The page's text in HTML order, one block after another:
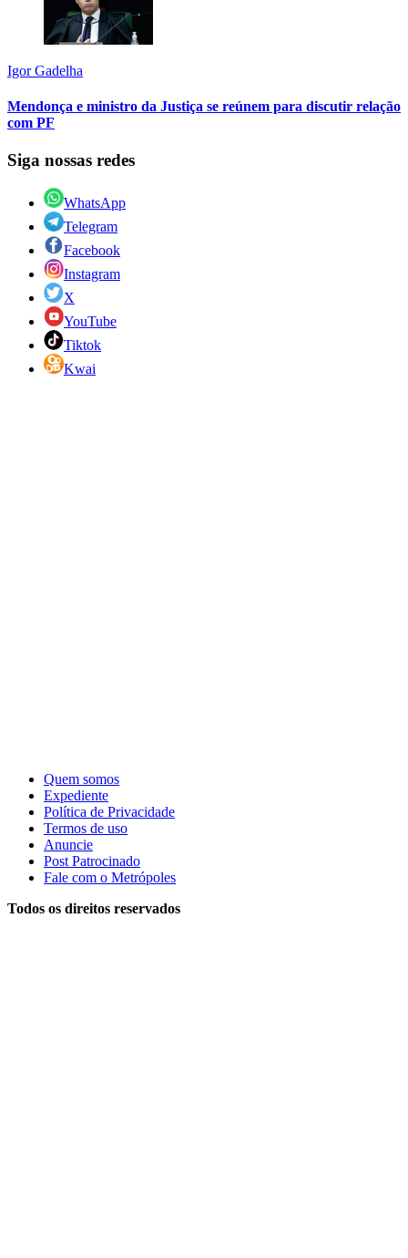
Igor Gadelha
Mendonça e ministro da Justiça se reúnem para discutir relação
com PF
Siga nossas redes
WhatsApp
Telegram
Facebook
Instagram
X
YouTube
Tiktok
Kwai
Quem somos
Expediente
Política de Privacidade
Termos de uso
Anuncie
Post Patrocinado
Fale com o Metrópoles
Todos os direitos reservados